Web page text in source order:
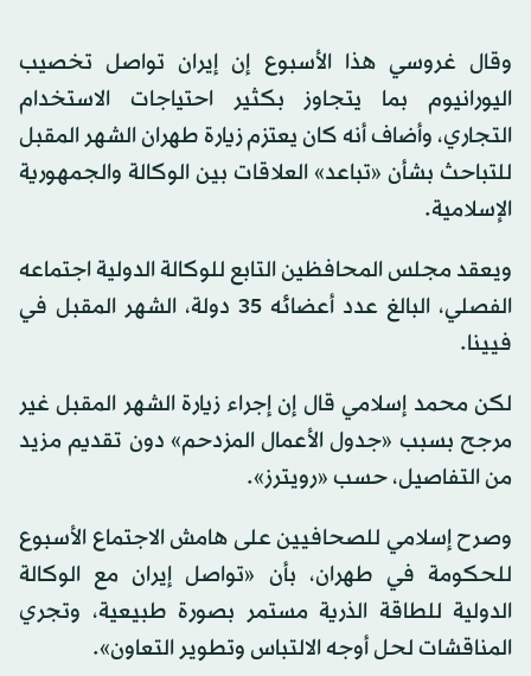
وقال غروسي هذا الأسبوع إن إيران تواصل تخصيب
اليورانيوم بما يتجاوز بكثير احتياجات الاستخدام
التجاري، وأضاف أنه كان يعتزم زيارة طهران الشهر المقبل
للتباحث بشأن «تباعد» العلاقات بين الوكالة والجمهورية
الإسلامية.
ويعقد مجلس المحافظين التابع للوكالة الدولية اجتماعه
الفصلي، البالغ عدد أعضائه 35 دولة، الشهر المقبل في
فيينا.
لكن محمد إسلامي قال إن إجراء زيارة الشهر المقبل غير
مرجح بسبب «جدول الأعمال المزدحم» دون تقديم مزيد
من التفاصيل، حسب «رويترز».
وصرح إسلامي للصحافيين على هامش الاجتماع الأسبوع
للحكومة في طهران، بأن «تواصل إيران مع الوكالة
الدولية للطاقة الذرية مستمر بصورة طبيعية، وتجري
المناقشات لحل أوجه الالتباس وتطوير التعاون».